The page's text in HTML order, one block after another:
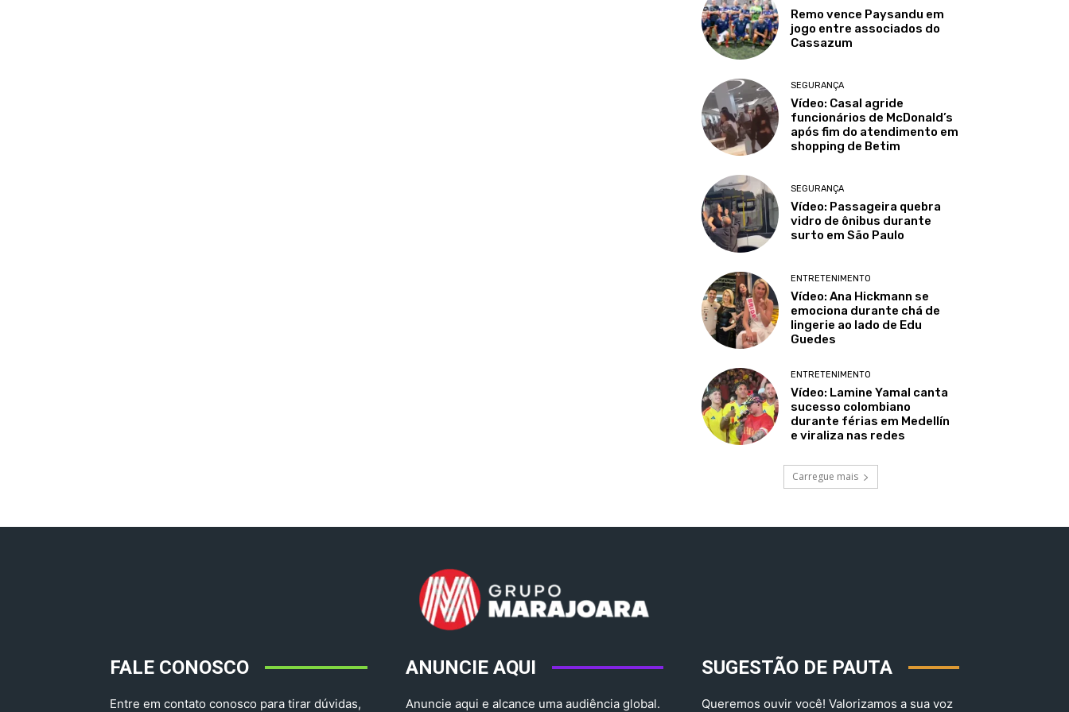
Remo vence Paysandu em
jogo entre associados do
Cassazum
SEGURANÇA
Vídeo: Casal agride
funcionários de McDonald’s
após fim do atendimento em
shopping de Betim
SEGURANÇA
Vídeo: Passageira quebra
vidro de ônibus durante
surto em São Paulo
ENTRETENIMENTO
Vídeo: Ana Hickmann se
emociona durante chá de
lingerie ao lado de Edu
Guedes
ENTRETENIMENTO
Vídeo: Lamine Yamal canta
sucesso colombiano
durante férias em Medellín
e viraliza nas redes
Carregue mais
FALE CONOSCO
Entre em contato conosco para tirar dúvidas,
ANUNCIE AQUI
Anuncie aqui e alcance uma audiência global.
SUGESTÃO DE PAUTA
Queremos ouvir você! Valorizamos a sua voz